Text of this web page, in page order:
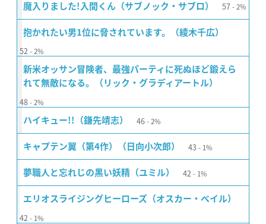
魔入りました!入間くん（サブノック・サブロ） 57 2%
抱かれたい男1位に脅されています。（綾木千広）
52 2%
新米オッサン冒険者、最強パーティに死ぬほど鍛えら
れて無敵になる。（リック・グラディアートル）
48 2%
ハイキュー!!（鎌先靖志） 46 2%
キャプテン翼（第4作）（日向小次郎） 43 1%
夢職人と忘れじの黒い妖精（ユミル） 42 1%
エリオスライジングヒーローズ（オスカー・ベイル）
42 1%